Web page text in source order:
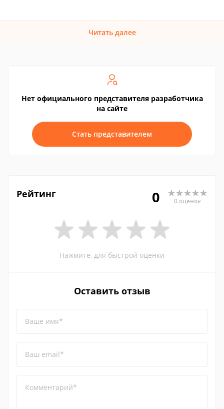
Читать далее
Нет официального представителя разработчика
на сайте
Стать представителем
Рейтинг 0 0 оценок
Нажмите, для быстрой оценки
Оставить отзыв
Ваше имя*
Ваш email*
Комментарий*